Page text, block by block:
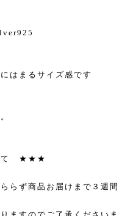
はまるサイズ感です
て ★★★
らず商品お届けまで３週間